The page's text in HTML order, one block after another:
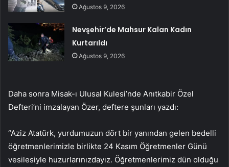
Ağustos 9, 2026
Nevşehir’de Mahsur Kalan Kadın
Kurtarıldı
Ağustos 9, 2026
Daha sonra Misak-ı Ulusal Kulesi’nde Anıtkabir Özel
Defteri’ni imzalayan Özer, deftere şunları yazdı:
“Aziz Atatürk, yurdumuzun dört bir yanından gelen bedelli
öğretmenlerimizle birlikte 24 Kasım Öğretmenler Günü
vesilesiyle huzurlarınızdayız. Öğretmenlerimiz dün olduğu